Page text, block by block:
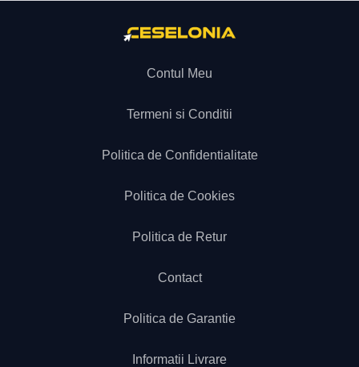
Contul Meu
Termeni si Conditii
Politica de Confidentialitate
Politica de Cookies
Politica de Retur
Contact
Politica de Garantie
Informatii Livrare